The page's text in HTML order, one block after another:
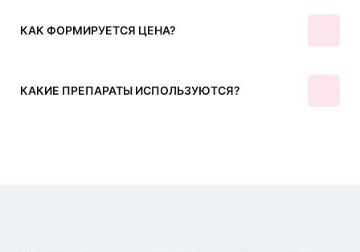
КАК ФОРМИРУЕТСЯ ЦЕНА?
КАКИЕ ПРЕПАРАТЫ ИСПОЛЬЗУЮТСЯ?